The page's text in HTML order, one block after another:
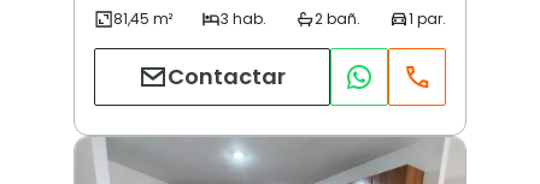
Contactar